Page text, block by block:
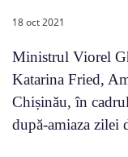
18 oct 2021
Ministrul Viorel
Katarina Fried,
Chișinău, în
după-amiaza zilei